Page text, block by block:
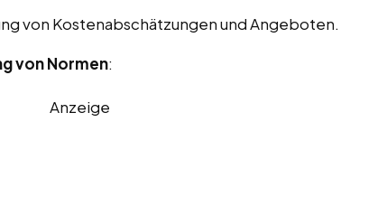
von Kostenabschätzungen und Angeboten.
von Normen:
Anzeige